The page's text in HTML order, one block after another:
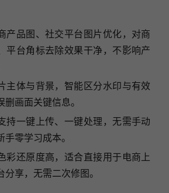
产品图、社交平台图片优化，对商
平台角标去除效果干净，不影响产
主体与背景，智能区分水印与有效
删画面关键信息。
持一键上传、一键处理，无需手动
零学习成本。
彩还原度高，适合直接用于电商上
分享，无需二次修图。